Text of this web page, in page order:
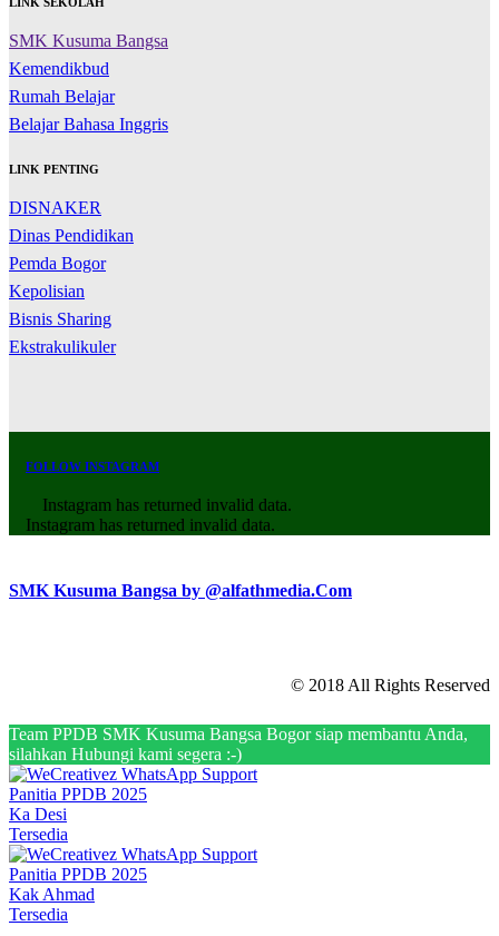
SMK Kusuma Bangsa
Kemendikbud
Rumah Belajar
Belajar Bahasa Inggris
LINK PENTING
DISNAKER
Dinas Pendidikan
Pemda Bogor
Kepolisian
Bisnis Sharing
Ekstrakulikuler
FOLLOW INSTAGRAM
Instagram has returned invalid data.
Instagram has returned invalid data.
SMK Kusuma Bangsa by @alfathmedia.Com
© 2018 All Rights Reserved
Team PPDB SMK Kusuma Bangsa Bogor siap membantu Anda,
silahkan Hubungi kami segera :-)
Panitia PPDB 2025
Ka Desi
Tersedia
Panitia PPDB 2025
Kak Ahmad
Tersedia